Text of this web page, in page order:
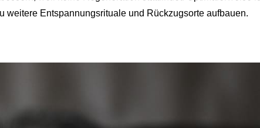
Entspannungsrituale und Rückzugsorte aufbauen.